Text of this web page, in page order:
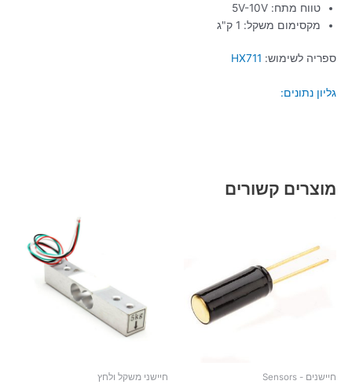
טווח מתח: 5V-10V
מקסימום משקל: 1 ק"ג
ספריה לשימוש: HX711
גליון נתונים:
מוצרים קשורים
חיישנים - Sensors חיישני משקל ולחץ